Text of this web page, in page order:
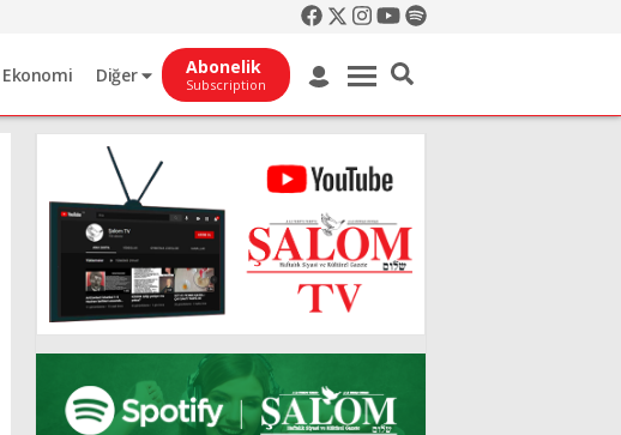
Ekonomi Diğer Abonelik
Subscription